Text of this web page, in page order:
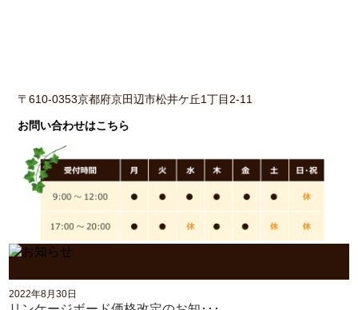
〒610-0353京都府京田辺市松井ケ丘1丁目2-11
お問い合わせはこちら
2022年8月30日